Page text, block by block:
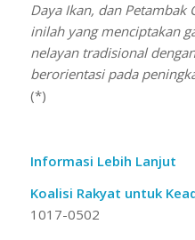
Daya Ikan, dan Petambak
inilah yang menciptakan
nelayan tradisional
berorientasi pada
(*)
Informasi Lebih Lanjut
Koalisi Rakyat untuk
1017-0502